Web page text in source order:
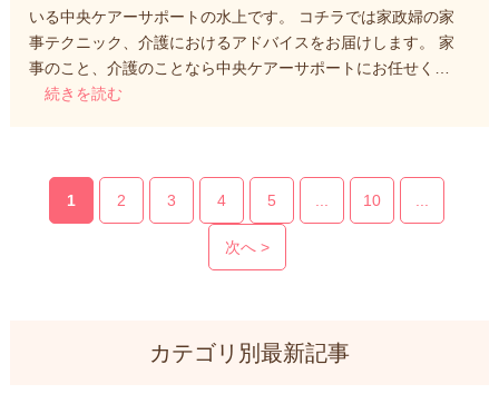
いる中央ケアーサポートの水上です。 コチラでは家政婦の家
事テクニック、介護におけるアドバイスをお届けします。 家
事のこと、介護のことなら中央ケアーサポートにお任せく…
続きを読む
1 2 3 4 5 10
次へ >
カテゴリ別最新記事